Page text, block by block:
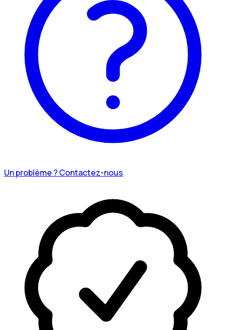
Un problème ? Contactez-nous